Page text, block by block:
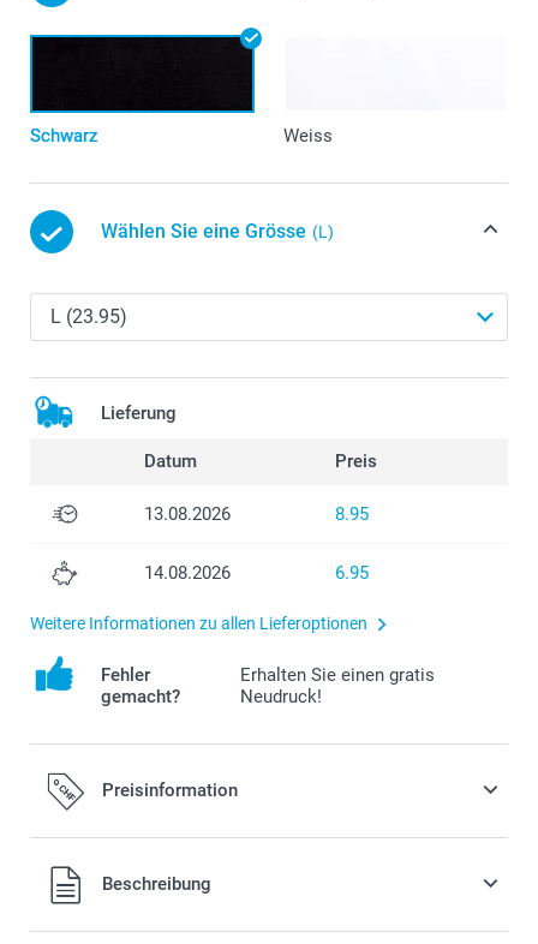
Schwarz Weiss
Wählen Sie eine Grösse (L)
Lieferung
Datum Preis
13.08.2026 8.95
14.08.2026 6.95
Weitere Informationen zu allen Lieferoptionen
Fehler
gemacht?
Erhalten Sie einen gratis
Neudruck!
Preisinformation
Alle Preise verstehen sich in Schweizer Franken (CHF) inkl.
MwSt. und zzgl. Versandkosten.
Beschreibung